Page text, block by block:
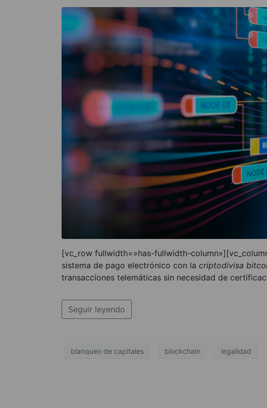
[vc_row fullwidth=»has-fullwidth-
sistema de pago electrónico con la criptodivisa
transacciones telemáticas sin necesidad de
Seguir leyendo
blanqueo de capitales blockchain legalidad